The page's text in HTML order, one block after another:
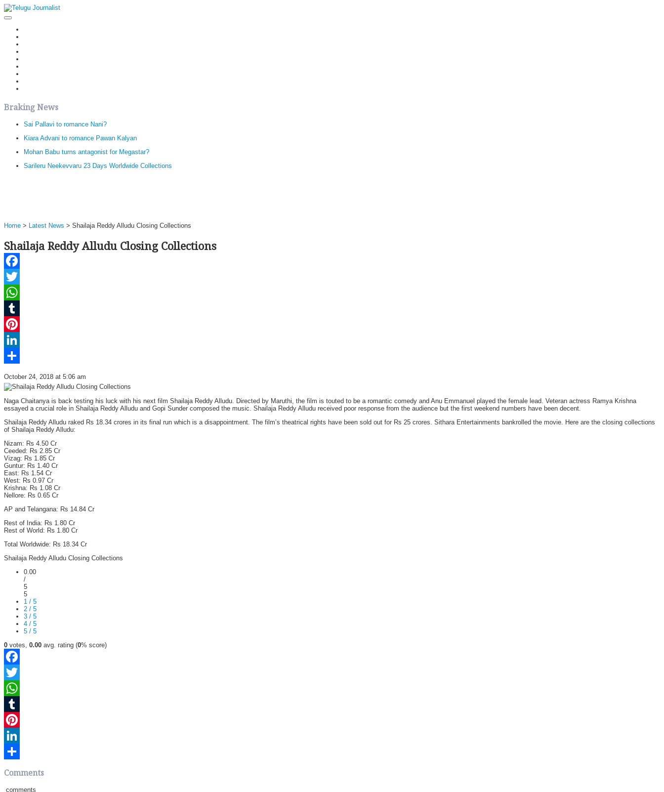
Braking News
Sai Pallavi to romance Nani?
Kiara Advani to romance Pawan Kalyan
Mohan Babu turns antagonist for Megastar?
Sarileru Neekevvaru 23 Days Worldwide Collections
Home > Latest News > Shailaja Reddy Alludu Closing Collections
Shailaja Reddy Alludu Closing Collections
Facebook
Twitter
WhatsApp
Tumblr
Pinterest
LinkedIn
Share
October 24, 2018 at 5:06 am
Naga Chaitanya is back testing his luck with his next film Shailaja Reddy Alludu. Directed by Maruthi, the film is touted to be a romantic comedy and Anu Emmanuel played the female lead. Veteran actress Ramya Krishna
essayed a crucial role in Shailaja Reddy Alludu and Gopi Sunder composed the music. Shailaja Reddy Alludu received poor response from the audience but the first weekend numbers have been decent.
Shailaja Reddy Alludu raked Rs 18.34 crores in its final run which is a disappointment. The film’s theatrical rights have been sold out for Rs 25 crores. Sithara Entertainments bankrolled the movie. Here are the closing collections
of Shailaja Reddy Alludu:
Nizam: Rs 4.50 Cr
Ceeded: Rs 2.85 Cr
Vizag: Rs 1.85 Cr
Guntur: Rs 1.40 Cr
East: Rs 1.54 Cr
West: Rs 0.97 Cr
Krishna: Rs 1.08 Cr
Nellore: Rs 0.65 Cr
AP and Telangana: Rs 14.84 Cr
Rest of India: Rs 1.80 Cr
Rest of World: Rs 1.80 Cr
Total Worldwide: Rs 18.34 Cr
Shailaja Reddy Alludu Closing Collections
0.00
/
5
5
1 / 5
2 / 5
3 / 5
4 / 5
5 / 5
0 votes, 0.00 avg. rating (0% score)
Facebook
Twitter
WhatsApp
Tumblr
Pinterest
LinkedIn
Comments
comments